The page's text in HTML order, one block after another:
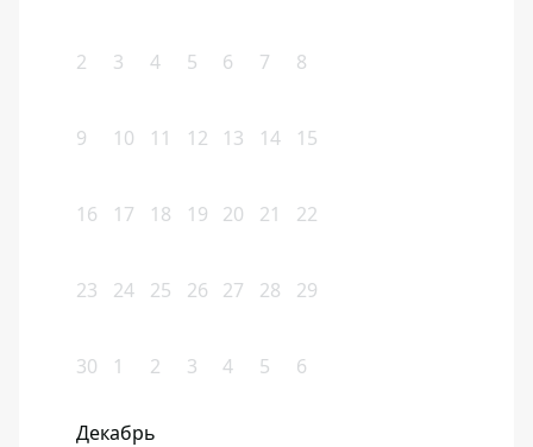
2 3 4 5 6 7 8
9 10 11 12 13 14 15
16 17 18 19 20 21 22
23 24 25 26 27 28 29
30 1 2 3 4 5 6
Декабрь